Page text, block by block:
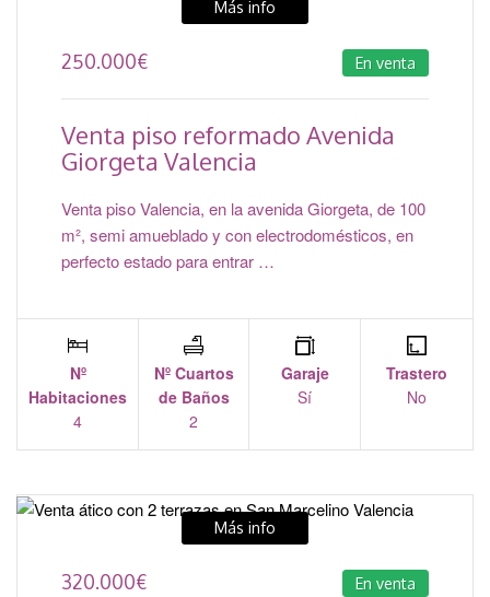
Más info
250.000€ En venta
Venta piso reformado Avenida
Giorgeta Valencia
Venta piso Valencia, en la avenida Giorgeta, de 100
m², semi amueblado y con electrodomésticos, en
perfecto estado para entrar …
Nº
Habitaciones
4
Nº Cuartos
de Baños
2
Garaje
Sí
Trastero
No
Más info
320.000€ En venta